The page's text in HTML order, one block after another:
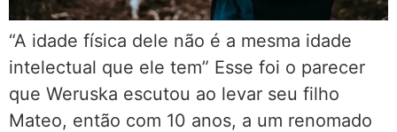
“A idade física dele não é a mesma idade
intelectual que ele tem” Esse foi o parecer
que Weruska escutou ao levar seu filho
Mateo, então com 10 anos, a um renomado